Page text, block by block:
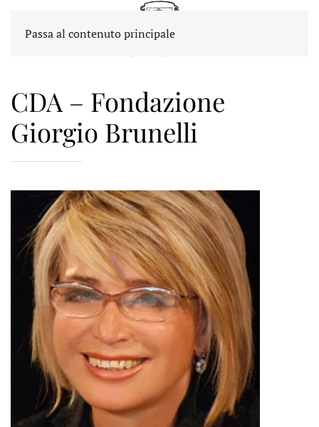
Passa al contenuto principale
CDA – Fondazione
Giorgio Brunelli